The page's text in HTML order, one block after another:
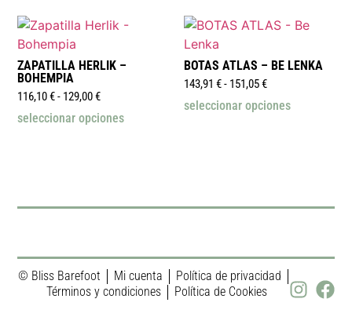
ZAPATILLA HERLIK –
BOHEMPIA
116,10€- 129,00€
seleccionar opciones
BOTAS ATLAS – BE LENKA
143,91 €- 151,05€
seleccionar opciones
© Bliss Barefoot Mi cuenta
Política de privacidad
Términos y condiciones
Política de Cookies